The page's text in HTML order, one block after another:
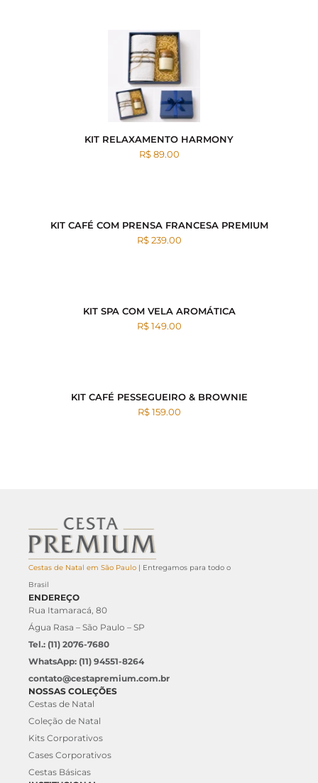
KIT RELAXAMENTO HARMONY
R$ 89.00
KIT CAFÉ COM PRENSA FRANCESA PREMIUM
R$ 239.00
KIT SPA COM VELA AROMÁTICA
R$ 149.00
KIT CAFÉ PESSEGUEIRO & BROWNIE
R$ 159.00
Cestas de Natal em São Paulo | Entregamos para todo o
Brasil
ENDEREÇO
Rua Itamaracá, 80
Água Rasa – São Paulo – SP
Tel.: (11) 2076-7680
WhatsApp: (11) 94551-8264
contato@cestapremium.com.br
NOSSAS COLEÇÕES
Cestas de Natal
Coleção de Natal
Kits Corporativos
Cases Corporativos
Cestas Básicas